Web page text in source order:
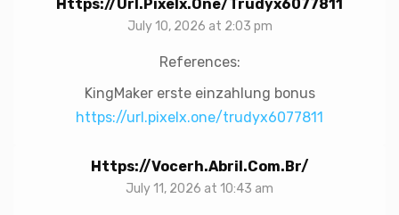
Https://url.pixelx.one/trudyx6077811
July 10, 2026 at 2:03 pm
References:
KingMaker erste einzahlung bonus
https://url.pixelx.one/trudyx6077811
Https://vocerh.abril.com.br/
July 11, 2026 at 10:43 am